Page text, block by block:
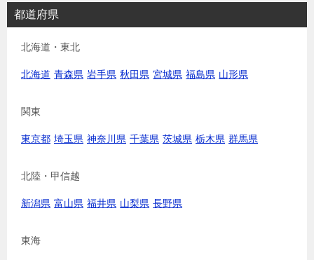
都道府県
北海道・東北
北海道 青森県 岩手県 秋田県 宮城県 福島県 山形県
関東
東京都 埼玉県 神奈川県 千葉県 茨城県 栃木県 群馬県
北陸・甲信越
新潟県 富山県 福井県 山梨県 長野県
東海